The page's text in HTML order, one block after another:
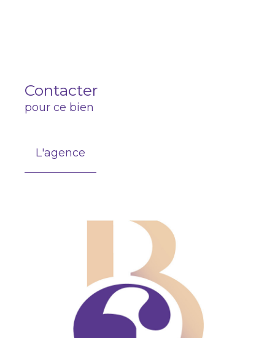
Contacter
pour ce bien
L'agence